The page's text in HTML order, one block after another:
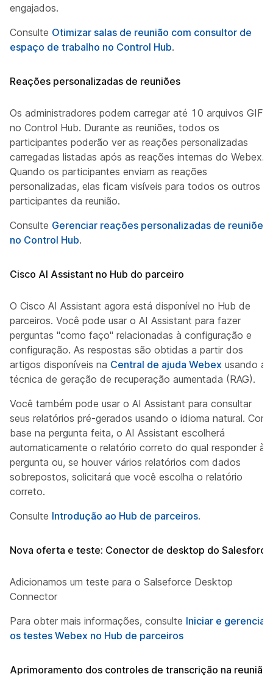
engajados.
Consulte Otimizar salas de reunião com consultor de
espaço de trabalho no Control Hub.
Reações personalizadas de reuniões
Os administradores podem carregar até 10 arquivos GIF
no Control Hub. Durante as reuniões, todos os
participantes poderão ver as reações personalizadas
carregadas listadas após as reações internas do Webex.
Quando os participantes enviam as reações
personalizadas, elas ficam visíveis para todos os outros
participantes da reunião.
Consulte Gerenciar reações personalizadas de reuniões
no Control Hub.
Cisco AI Assistant no Hub do parceiro
O Cisco AI Assistant agora está disponível no Hub de
parceiros. Você pode usar o AI Assistant para fazer
perguntas "como faço" relacionadas à configuração e
configuração. As respostas são obtidas a partir dos
artigos disponíveis na Central de ajuda Webex usando a
técnica de geração de recuperação aumentada (RAG).
Você também pode usar o AI Assistant para consultar
seus relatórios pré-gerados usando o idioma natural. Com
base na pergunta feita, o AI Assistant escolherá
automaticamente o relatório correto do qual responder à
pergunta ou, se houver vários relatórios com dados
sobrepostos, solicitará que você escolha o relatório
correto.
Consulte Introdução ao Hub de parceiros.
Nova oferta e teste: Conector de desktop do Salesforce
Adicionamos um teste para o Salseforce Desktop
Connector
Para obter mais informações, consulte Iniciar e gerenciar
os testes Webex no Hub de parceiros
Aprimoramento dos controles de transcrição na reunião